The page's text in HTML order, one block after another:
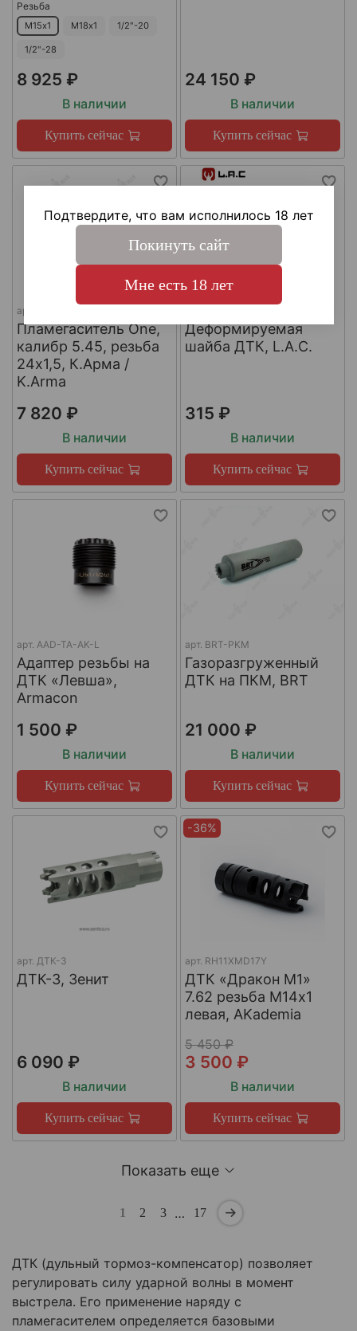
Резьба
М15х1 М18х1 1/2"-20
1/2"-28
8 925 ₽
В наличии
Купить сейчас
24 150 ₽
В наличии
Купить сейчас
арт.
Пламегаситель One,
калибр 5.45, резьба
24х1,5, К.Арма /
K.Arma
7 820 ₽
В наличии
Купить сейчас
Деформируемая
шайба ДТК, L.A.C.
315 ₽
В наличии
Купить сейчас
арт. AAD-TA-AK-L
Адаптер резьбы на
ДТК «Левша»,
Armacon
1 500 ₽
В наличии
Купить сейчас
арт. BRT-PKM
Газоразгруженный
ДТК на ПКМ, BRT
21 000 ₽
В наличии
Купить сейчас
арт. ДТК-3
ДТК-3, Зенит
6 090 ₽
В наличии
Купить сейчас
-36%
арт. RH11XMD17Y
ДТК «Дракон М1»
7.62 резьба М14х1
левая, AKademia
5 450 ₽
3 500 ₽
В наличии
Купить сейчас
Показать еще
1 2 3 … 17
ДТК (дульный тормоз-компенсатор) позволяет
регулировать силу ударной волны в момент
выстрела. Его применение наряду с
пламегасителем определяется базовыми
Подтвердите, что вам исполнилось 18 лет
Покинуть сайт
Мне есть 18 лет